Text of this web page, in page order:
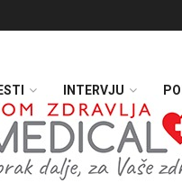
INTERVJU